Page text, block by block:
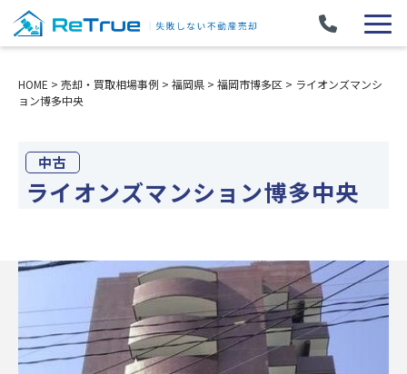
HOME > 売却・買取相場事例 > 福岡県 > 福岡市博多区 > ライオンズマンシ
ョン博多中央
中古
ライオンズマンション博多中央